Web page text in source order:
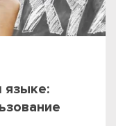
языке: